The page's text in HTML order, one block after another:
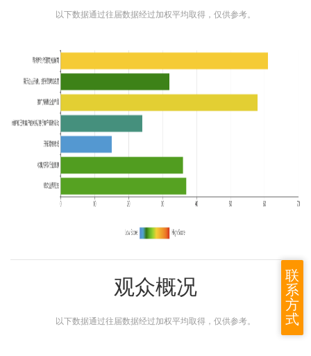
以下数据通过往届数据经过加权平均取得，仅供参考。
观众概况
以下数据通过往届数据经过加权平均取得，仅供参考。
联
系
方
式